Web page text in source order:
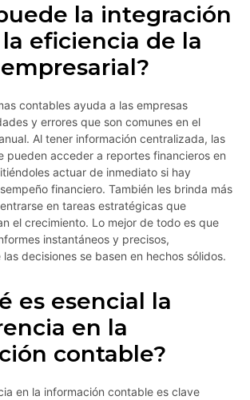
la integración
eficiencia de la
contables ayuda a las empresas
y errores que son comunes en el
Al tener información centralizada, las
pueden acceder a reportes financieros en
actuar de inmediato si hay
financiero. También les brinda más
en tareas estratégicas que
el crecimiento. Lo mejor de todo es que
instantáneos y precisos,
decisiones se basen en hechos sólidos.
es esencial la
en la
contable?
en la información contable es clave